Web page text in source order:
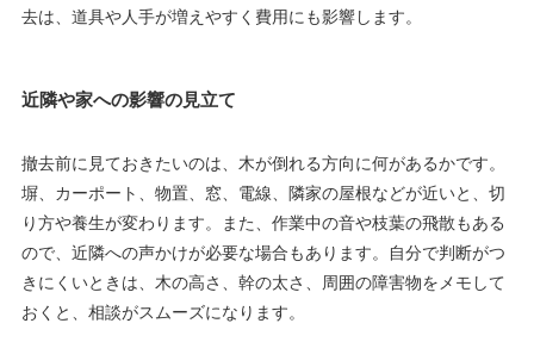
去は、道具や人手が増えやすく費用にも影響します。
近隣や家への影響の見立て
撤去前に見ておきたいのは、木が倒れる方向に何があるかです。
塀、カーポート、物置、窓、電線、隣家の屋根などが近いと、切
り方や養生が変わります。また、作業中の音や枝葉の飛散もある
ので、近隣への声かけが必要な場合もあります。自分で判断がつ
きにくいときは、木の高さ、幹の太さ、周囲の障害物をメモして
おくと、相談がスムーズになります。